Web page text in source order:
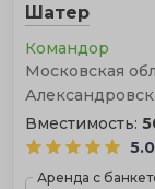
Шатер
Командор
Московская
Вместимость:
5.0
Аренда с